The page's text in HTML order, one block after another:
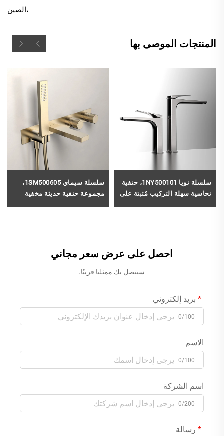
،الصين
المنتجات الموصى بها
سلسلة نويا 1NY500101، حنفية
نحاسية سهلة التركيب مُثبتة على
سلسلة سيماي 1SM500605،
مجموعة حنفية حديثة مخفية
احصل على عرض سعر مجاني
سيتصل بك ممثلنا قريبًا.
بريد إلكتروني
0/100
الاسم
0/100
اسم الشركة
0/200
رسالة